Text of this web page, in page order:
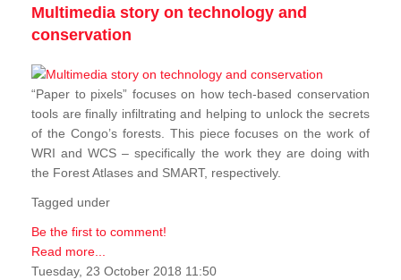
Multimedia story on technology and
conservation
“Paper to pixels” focuses on how tech-based conservation
tools are finally infiltrating and helping to unlock the secrets
of the Congo’s forests. This piece focuses on the work of
WRI and WCS – specifically the work they are doing with
the Forest Atlases and SMART, respectively.
Tagged under
Be the first to comment!
Read more...
Tuesday, 23 October 2018 11:50